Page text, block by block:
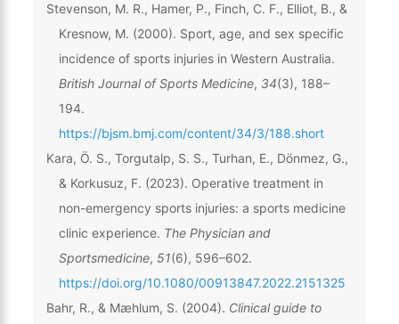
Stevenson, M. R., Hamer, P., Finch, C. F., Elliot, B., &
Kresnow, M. (2000). Sport, age, and sex specific
incidence of sports injuries in Western Australia.
British Journal of Sports Medicine, 34(3), 188–
194.
https://bjsm.bmj.com/content/34/3/188.short
Kara, Ö. S., Torgutalp, S. S., Turhan, E., Dönmez, G.,
& Korkusuz, F. (2023). Operative treatment in
non-emergency sports injuries: a sports medicine
clinic experience. The Physician and
Sportsmedicine, 51(6), 596–602.
https://doi.org/10.1080/00913847.2022.2151325
Bahr, R., & Mæhlum, S. (2004). Clinical guide to